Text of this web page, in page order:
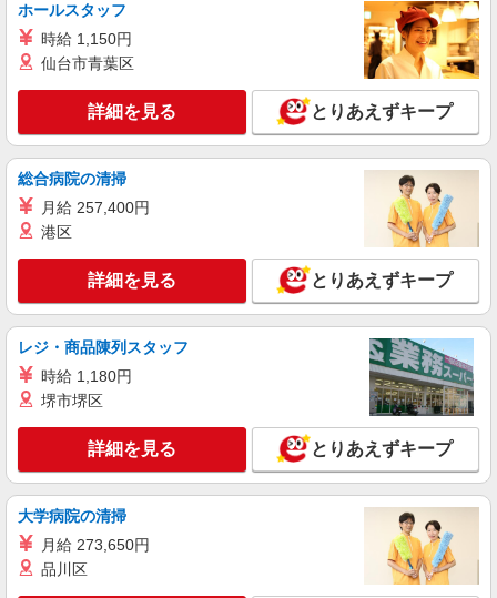
UTエイム株式会社 SC＿AIM西日本第一CU 東広島上市テクノロジー
CF《AVBG1C》
半導体製造装置の新規立ち上げ・トラブル対
応・メンテナンス保全・PCデータ管理
月給：250,000円〜 月収例：290,300円(月給＋
各種手当) ※法定外残業手当40,300円/月 ※宿泊日
当は宿泊を伴う出張期間中適用（休日含む） ※宿
泊日当：1000円/日＋朝食代700円＋昼食代1000円
＋夕食代1600円 ※出張に行っていない期間（研修
与:550,000円/年（見込み額） ※年収:4,033,600円/
広島県東広島市 勤務詳細：東広島市 通勤方
法：徒歩/車/自転車 最寄り駅：西条駅から徒歩11
分・車5分 ※上記は事務所住所・現場作業は工業
地帯内の顧客先へ社有車で移動します
詳細を見る
UTエイム株式会社 SC＿AIM西日本第一CU SC＿AIM竜王山テクノロ
ジーCF《ARXK1C》
メンテナンス保全
月給：250,000円〜 月収例：277,634円（月給
＋各種手当） ※法定外残業手当10,012円/月 ※深
広島県東広島市 勤務詳細：東広島市 通勤方
法：徒歩/車 最寄り駅：八本松駅より車15分 ※構
内無料駐車場利用OK ※西条駅より車25分 ※東広
島駅より車19分
詳細を見る
正社員
UTエイム株式会社 SC＿AIM西日本第一CU SC＿AIM竜王山テクノロ
ジーCF《Adzh1C》
ホールスタッフ
時給 1,150円
仙台市青葉区
詳細を見る とりあえずキープ
総合病院の清掃
月給 257,400円
港区
詳細を見る とりあえずキープ
レジ・商品陳列スタッフ
時給 1,180円
堺市堺区
詳細を見る とりあえずキープ
大学病院の清掃
月給 273,650円
品川区